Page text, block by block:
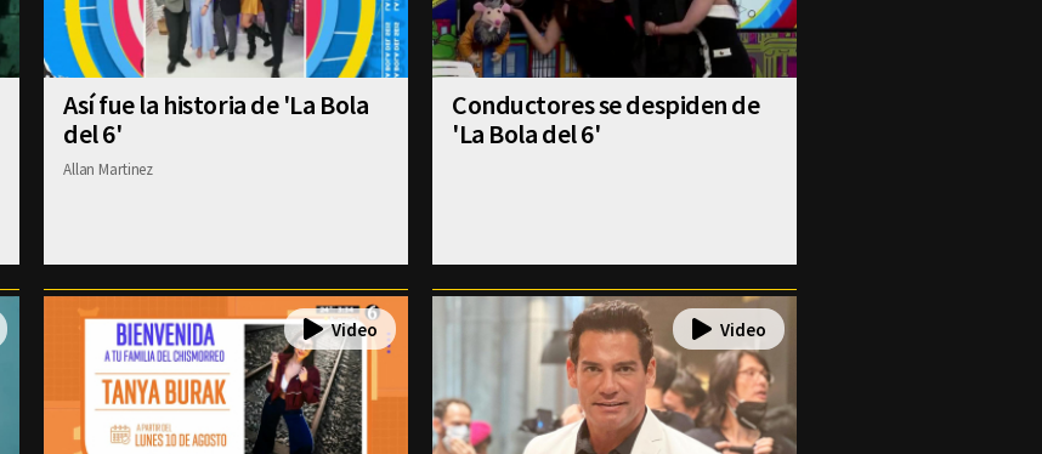
Así fue la historia de 'La Bola
del 6'
Allan Martinez
Conductores se despiden de
'La Bola del 6'